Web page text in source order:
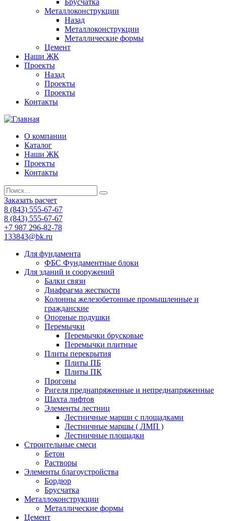
Брусчатка
Металлоконструкции
Назад
Металлоконструкции
Металлические формы
Цемент
Наши ЖК
Проекты
Назад
Проекты
Проекты
Контакты
О компании
Каталог
Наши ЖК
Проекты
Контакты
Заказать расчет
8 (843) 555-67-67
8 (843) 555-67-67
+7 987 296-82-78
133843@bk.ru
Для фундамента
ФБС Фундаментные блоки
Для зданий и сооружений
Балки связи
Диафрагма жесткости
Колонны железобетонные промышленные и
гражданские
Опорные подушки
Перемычки
Перемычки брусковые
Перемычки плитные
Плиты перекрытия
Плиты ПБ
Плиты ПК
Прогоны
Ригеля преднапряженные и непреднапряженные
Шахта лифтов
Элементы лестниц
Лестничные марши с площадками
Лестничные маршы ( ЛМП )
Лестничные площадки
Строительные смеси
Бетон
Растворы
Элементы благоустройства
Бордюр
Брусчатка
Металлоконструкции
Металлические формы
Цемент